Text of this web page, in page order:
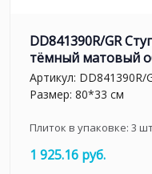
DD841390R/GR
тёмный матовый
Артикул: DD841390R/
Размер: 80*33 см
Плиток в упаковке: 3
1 925.16 руб.